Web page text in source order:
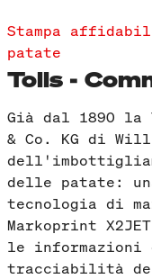
Stampa
patate
Tolls -
Già dal 1890 la
& Co. KG di
delle patate:
tecnologia di
Markoprint
le informazioni
tracciabilità